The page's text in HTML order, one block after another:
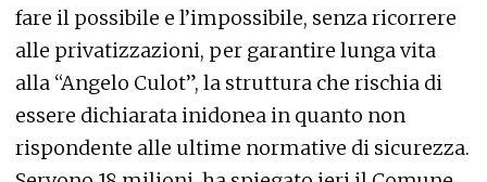
fare il possibile e l’impossibile, senza ricorrere
alle privatizzazioni, per garantire lunga vita
alla “Angelo Culot”, la struttura che rischia di
essere dichiarata inidonea in quanto non
rispondente alle ultime normative di sicurezza.